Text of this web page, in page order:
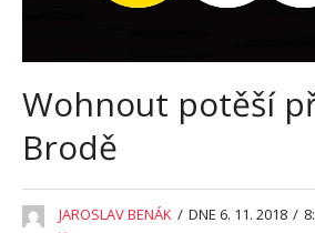
Wohnout potěší
Brodě
JAROSLAV BENÁK / DNE 6. 11. 2018 /